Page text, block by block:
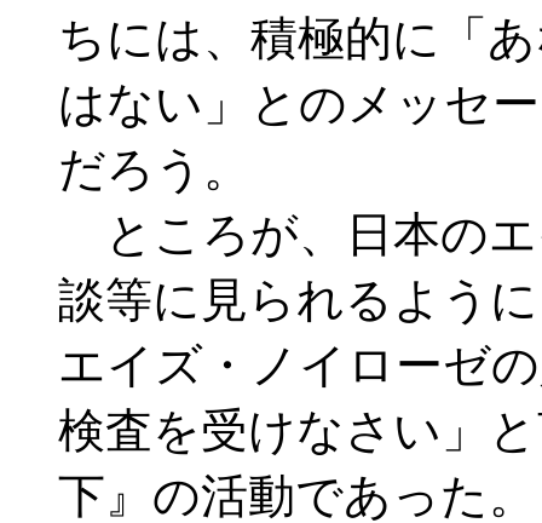
ちには、積極的に「
はない」とのメッセ
だろう。
ところが、日本の
談等に見られるよう
エイズ・ノイローゼ
検査を受けなさい」
下』の活動であった